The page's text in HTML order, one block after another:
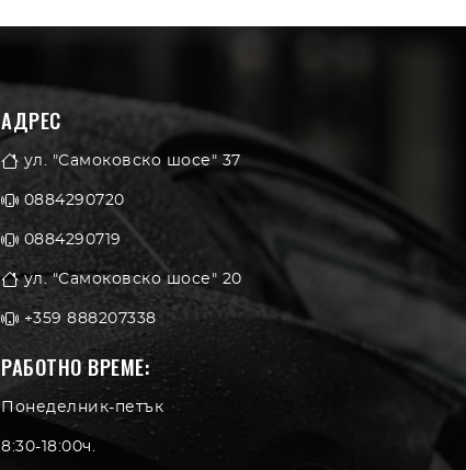
АДРЕС
ул. "Самоковско шосе" 37
0884290720
0884290719
ул. "Самоковско шосе" 20
+359 888207338
РАБОТНО ВРЕМЕ:
Понеделник-петък
8:30-18:00ч.